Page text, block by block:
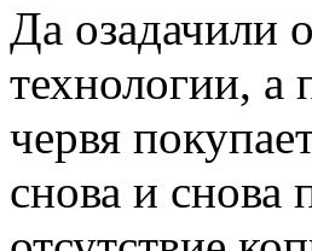
Да озадачили
технологии, а
червя
снова и снова